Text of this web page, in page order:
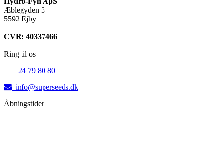
Æblegyden 3
5592 Ejby
CVR: 40337466
Ring til os
24 79 80 80
info@superseeds.dk
Åbningstider